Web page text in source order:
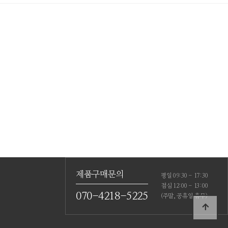
제품구매문의
070-4218-5225
평일 09:30 - 17:30
점심 12:00 - 13:00
(주말, 공휴일 휴무)